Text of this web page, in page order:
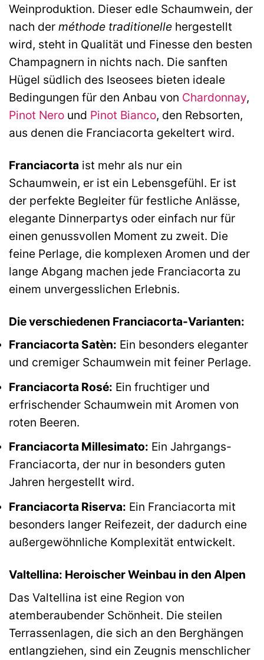
Weinproduktion. Dieser edle Schaumwein, der
nach der méthode traditionelle hergestellt
wird, steht in Qualität und Finesse den besten
Champagnern in nichts nach. Die sanften
Hügel südlich des Iseosees bieten ideale
Bedingungen für den Anbau von Chardonnay,
Pinot Nero und Pinot Bianco, den Rebsorten,
aus denen die Franciacorta gekeltert wird.
Franciacorta ist mehr als nur ein
Schaumwein, er ist ein Lebensgefühl. Er ist
der perfekte Begleiter für festliche Anlässe,
elegante Dinnerpartys oder einfach nur für
einen genussvollen Moment zu zweit. Die
feine Perlage, die komplexen Aromen und der
lange Abgang machen jede Franciacorta zu
einem unvergesslichen Erlebnis.
Die verschiedenen Franciacorta-Varianten:
Franciacorta Satèn: Ein besonders eleganter
und cremiger Schaumwein mit feiner Perlage.
Franciacorta Rosé: Ein fruchtiger und
erfrischender Schaumwein mit Aromen von
roten Beeren.
Franciacorta Millesimato: Ein Jahrgangs-
Franciacorta, der nur in besonders guten
Jahren hergestellt wird.
Franciacorta Riserva: Ein Franciacorta mit
besonders langer Reifezeit, der dadurch eine
außergewöhnliche Komplexität entwickelt.
Valtellina: Heroischer Weinbau in den Alpen
Das Valtellina ist eine Region von
atemberaubender Schönheit. Die steilen
Terrassenlagen, die sich an den Berghängen
entlangziehen, sind ein Zeugnis menschlicher